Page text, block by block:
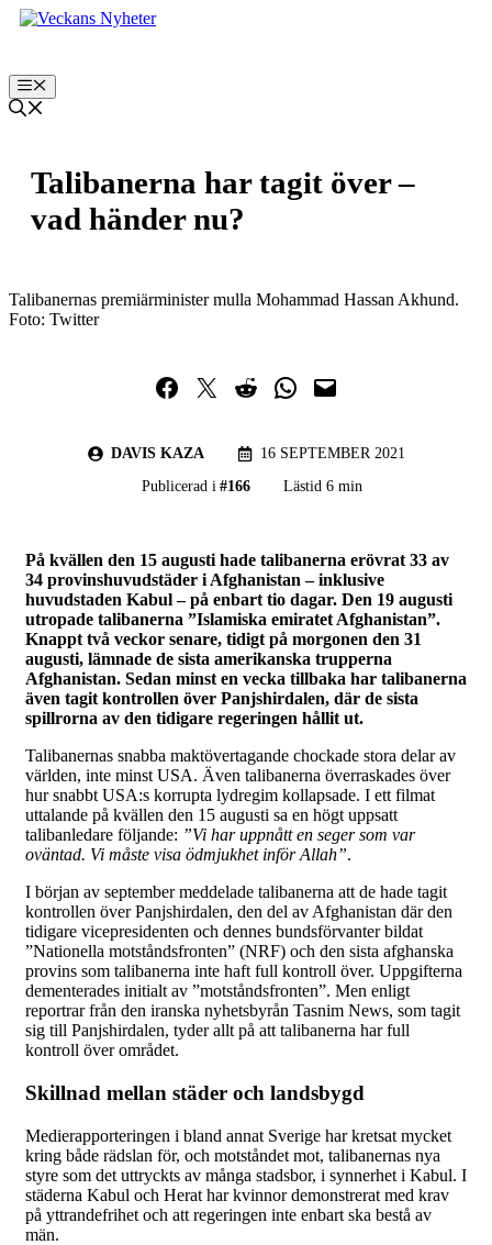
Hoppa
Meny
Talibanerna har tagit över –
vad händer nu?
Talibanernas premiärminister mulla Mohammad Hassan Akhund.
Foto: Twitter
Dela på Facebook
Dela på TwitterDela på RedditDela i WhatsApp
Maila en länk
DAVIS KAZA
16 SEPTEMBER 2021
Publicerad i #166 Lästid 6 min
På kvällen den 15 augusti hade talibanerna erövrat 33 av
34 provinshuvudstäder i Afghanistan – inklusive
huvudstaden Kabul – på enbart tio dagar. Den 19 augusti
utropade talibanerna ”Islamiska emiratet Afghanistan”.
Knappt två veckor senare, tidigt på morgonen den 31
augusti, lämnade de sista amerikanska trupperna
Afghanistan. Sedan minst en vecka tillbaka har talibanerna
även tagit kontrollen över Panjshirdalen, där de sista
spillrorna av den tidigare regeringen hållit ut.
Talibanernas snabba maktövertagande chockade stora delar av
världen, inte minst USA. Även talibanerna överraskades över
hur snabbt USA:s korrupta lydregim kollapsade. I ett filmat
uttalande på kvällen den 15 augusti sa en högt uppsatt
talibanledare följande: ”Vi har uppnått en seger som var
oväntad. Vi måste visa ödmjukhet inför Allah”.
I början av september meddelade talibanerna att de hade tagit
kontrollen över Panjshirdalen, den del av Afghanistan där den
tidigare vicepresidenten och dennes bundsförvanter bildat
”Nationella motståndsfronten” (NRF) och den sista afghanska
provins som talibanerna inte haft full kontroll över. Uppgifterna
dementerades initialt av ”motståndsfronten”. Men enligt
reportrar från den iranska nyhetsbyrån Tasnim News, som tagit
sig till Panjshirdalen, tyder allt på att talibanerna har full
kontroll över området.
Skillnad mellan städer och landsbygd
Medierapporteringen i bland annat Sverige har kretsat mycket
kring både rädslan för, och motståndet mot, talibanernas nya
styre som det uttryckts av många stadsbor, i synnerhet i Kabul. I
städerna Kabul och Herat har kvinnor demonstrerat med krav
på yttrandefrihet och att regeringen inte enbart ska bestå av
män.